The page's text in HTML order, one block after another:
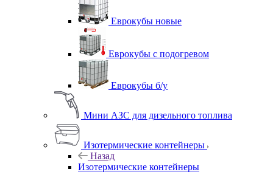
Еврокубы новые
Еврокубы с подогревом
Еврокубы б/у
Мини АЗС для дизельного топлива
Изотермические контейнеры
Назад
Изотермические контейнеры